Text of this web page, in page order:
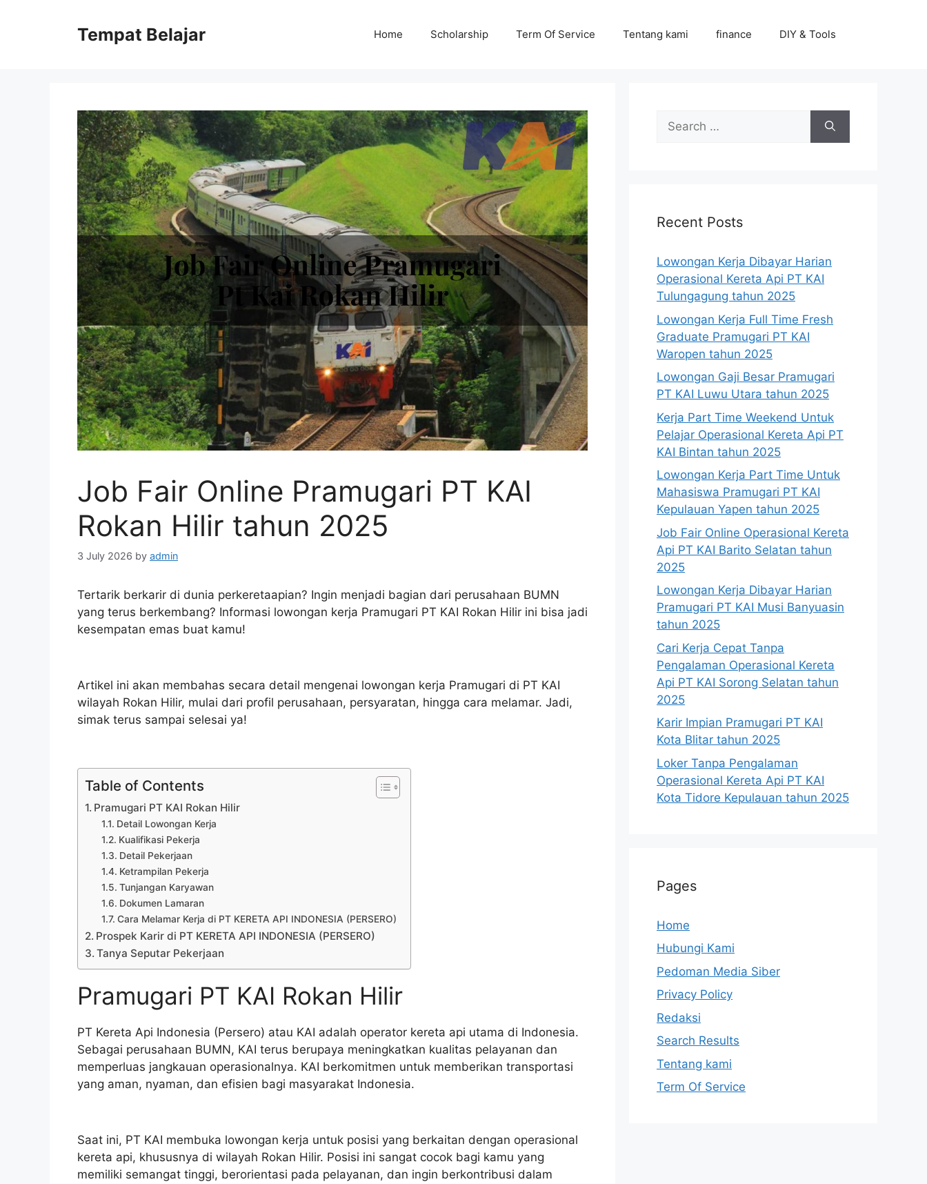
Tempat Belajar Home Scholarship Term Of Service Tentang kami finance DIY & Tools
Job Fair Online Pramugari PT KAI
Rokan Hilir tahun 2025
3 July 2026 by admin
Tertarik berkarir di dunia perkeretaapian? Ingin menjadi bagian dari perusahaan BUMN
yang terus berkembang? Informasi lowongan kerja Pramugari PT KAI Rokan Hilir ini bisa jadi
kesempatan emas buat kamu!
Artikel ini akan membahas secara detail mengenai lowongan kerja Pramugari di PT KAI
wilayah Rokan Hilir, mulai dari profil perusahaan, persyaratan, hingga cara melamar. Jadi,
simak terus sampai selesai ya!
Table of Contents
Pramugari PT KAI Rokan Hilir
Detail Lowongan Kerja
Kualifikasi Pekerja
Detail Pekerjaan
Ketrampilan Pekerja
Tunjangan Karyawan
Dokumen Lamaran
Cara Melamar Kerja di PT KERETA API INDONESIA (PERSERO)
Prospek Karir di PT KERETA API INDONESIA (PERSERO)
Tanya Seputar Pekerjaan
Pramugari PT KAI Rokan Hilir
PT Kereta Api Indonesia (Persero) atau KAI adalah operator kereta api utama di Indonesia.
Sebagai perusahaan BUMN, KAI terus berupaya meningkatkan kualitas pelayanan dan
memperluas jangkauan operasionalnya. KAI berkomitmen untuk memberikan transportasi
yang aman, nyaman, dan efisien bagi masyarakat Indonesia.
Saat ini, PT KAI membuka lowongan kerja untuk posisi yang berkaitan dengan operasional
kereta api, khususnya di wilayah Rokan Hilir. Posisi ini sangat cocok bagi kamu yang
memiliki semangat tinggi, berorientasi pada pelayanan, dan ingin berkontribusi dalam
Search
for:
Recent Posts
Lowongan Kerja Dibayar Harian
Operasional Kereta Api PT KAI
Tulungagung tahun 2025
Lowongan Kerja Full Time Fresh
Graduate Pramugari PT KAI
Waropen tahun 2025
Lowongan Gaji Besar Pramugari
PT KAI Luwu Utara tahun 2025
Kerja Part Time Weekend Untuk
Pelajar Operasional Kereta Api PT
KAI Bintan tahun 2025
Lowongan Kerja Part Time Untuk
Mahasiswa Pramugari PT KAI
Kepulauan Yapen tahun 2025
Job Fair Online Operasional Kereta
Api PT KAI Barito Selatan tahun
2025
Lowongan Kerja Dibayar Harian
Pramugari PT KAI Musi Banyuasin
tahun 2025
Cari Kerja Cepat Tanpa
Pengalaman Operasional Kereta
Api PT KAI Sorong Selatan tahun
2025
Karir Impian Pramugari PT KAI
Kota Blitar tahun 2025
Loker Tanpa Pengalaman
Operasional Kereta Api PT KAI
Kota Tidore Kepulauan tahun 2025
Pages
Home
Hubungi Kami
Pedoman Media Siber
Privacy Policy
Redaksi
Search Results
Tentang kami
Term Of Service